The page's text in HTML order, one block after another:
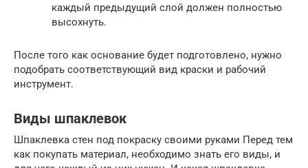
каждый предыдущий слой должен полностью
высохнуть.
После того как основание будет подготовлено, нужно
подобрать соответствующий вид краски и рабочий
инструмент.
Виды шпаклевок
Шпаклевка стен под покраску своими руками Перед тем
как покупать материал, необходимо знать его виды, и